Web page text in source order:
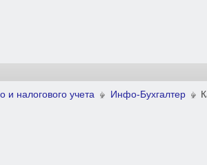
и налогового учета Инфо-Бухгалтер